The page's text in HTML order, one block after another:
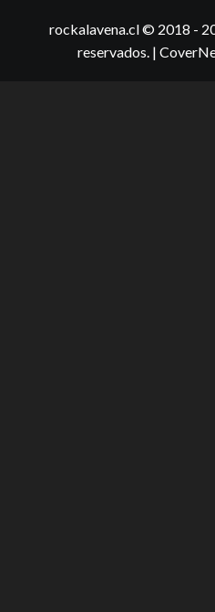
rockalavena.cl © 2018 -
reservados. |